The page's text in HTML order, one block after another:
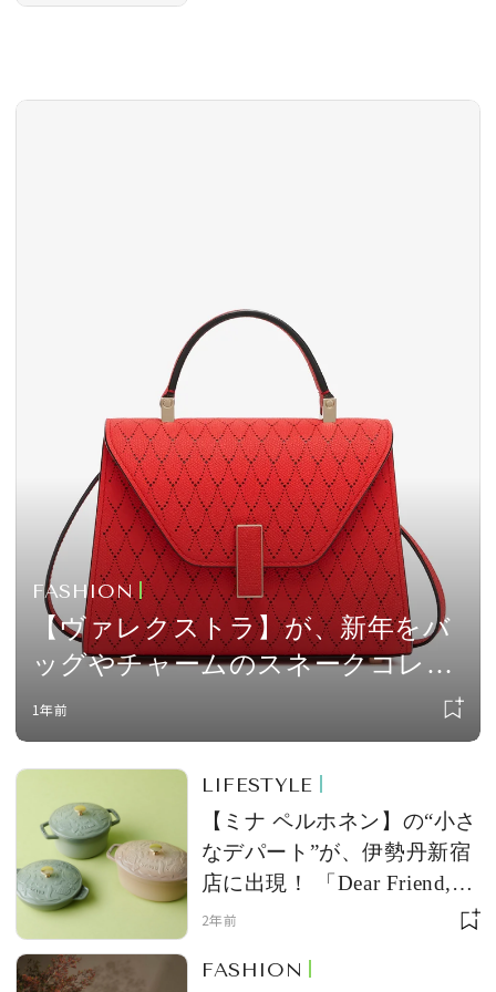
FASHION
【ヴァレクストラ】が、新年をバ
ッグやチャームのスネークコレク
ションでセレブレイト！
1年前
LIFESTYLE
【ミナ ペルホネン】の“小さ
なデパート”が、伊勢丹新宿
店に出現！ 「Dear Friend,
Department—minä perhonen
第3弾が開催
2年前
FASHION